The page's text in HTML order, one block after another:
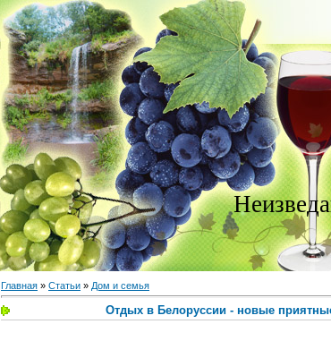
Главная » Статьи » Дом и семья
Отдых в Белоруссии - новые